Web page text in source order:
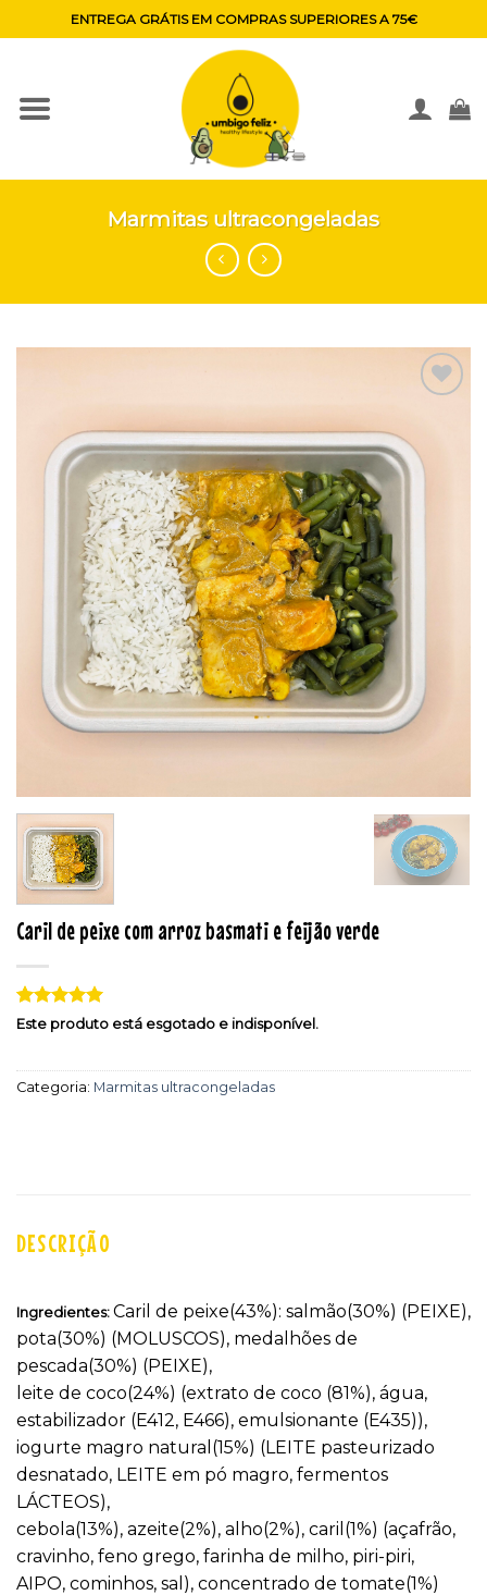
to
ENTREGA GRÁTIS EM COMPRAS SUPERIORES A 75€
Marmitas ultracongeladas
favoritos
Caril de peixe com arroz basmati e feijão verde
Classificado
com
em
1
classificação
Este produto está esgotado e indisponível.
Categoria: Marmitas ultracongeladas
DESCRIÇÃO
Ingredientes:Caril de peixe(43%): salmão(30%) (PEIXE),
pota(30%) (MOLUSCOS), medalhões de
pescada(30%) (PEIXE),
leite de coco(24%) (extrato de coco (81%), água,
estabilizador (E412, E466), emulsionante (E435)),
iogurte magro natural(15%) (LEITE pasteurizado
desnatado, LEITE em pó magro, fermentos
LÁCTEOS),
cebola(13%), azeite(2%), alho(2%), caril(1%) (açafrão,
cravinho, feno grego, farinha de milho, piri-piri,
AIPO, cominhos, sal), concentrado de tomate(1%)